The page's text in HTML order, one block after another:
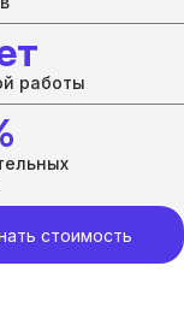
работы
стоимость